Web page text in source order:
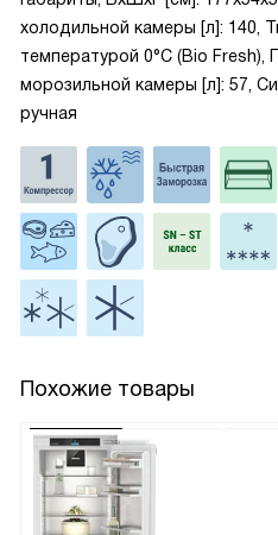
холодильной камеры [л]: 140,
температурой 0°C (Bio Fresh),
морозильной камеры [л]: 57,
ручная
Похожие товары